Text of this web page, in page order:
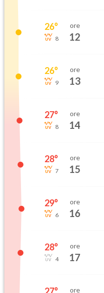
26°
8
ore
12
26°
9
ore
13
27°
8
ore
14
28°
7
ore
15
29°
6
ore
16
28°
4
ore
17
ore